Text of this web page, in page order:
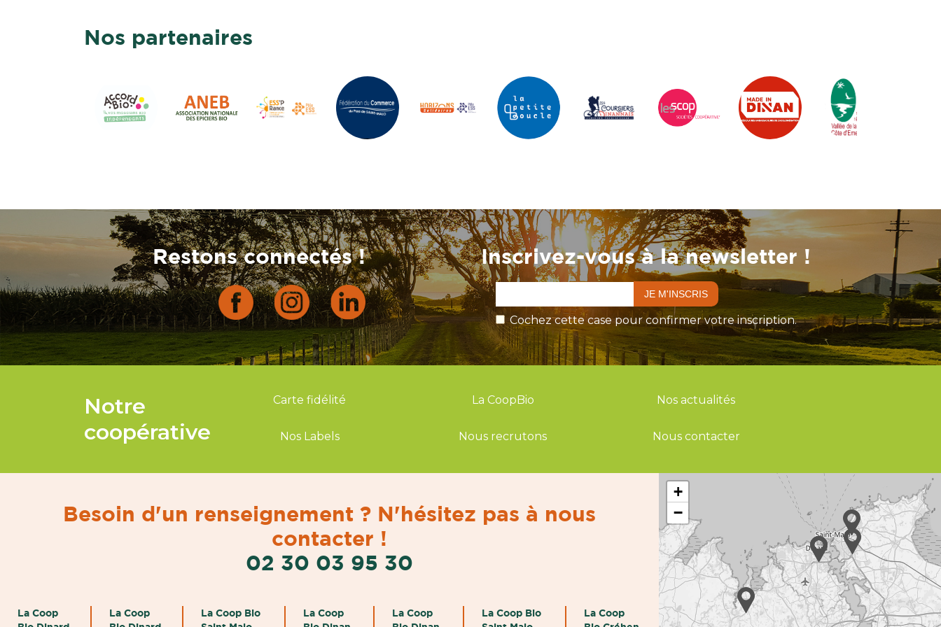
Nos partenaires
Restons connectés ! Inscrivez-vous à la newsletter !
Cochez cette case pour confirmer votre inscription.
Notre
coopérative
Carte fidélité La CoopBio Nos actualités
Nos Labels Nous recrutons Nous contacter
Besoin d'un renseignement ? N'hésitez pas à nous
contacter !
02 30 03 95 30
La Coop
La Coop
La Coop Bio
La Coop
La Coop
La Coop Bio
La Coop
+
−